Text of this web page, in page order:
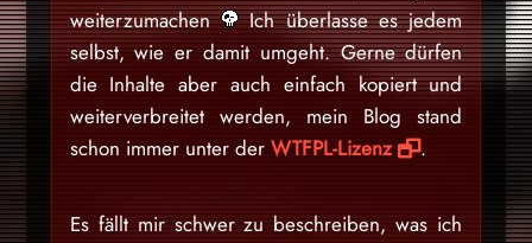
weiterzumachen
Ich überlasse es jedem
selbst, wie er damit umgeht. Gerne dürfen
die Inhalte aber auch einfach kopiert und
weiterverbreitet werden, mein Blog stand
schon immer unter der WTFPL-Lizenz .
Es fällt mir schwer zu beschreiben, was ich